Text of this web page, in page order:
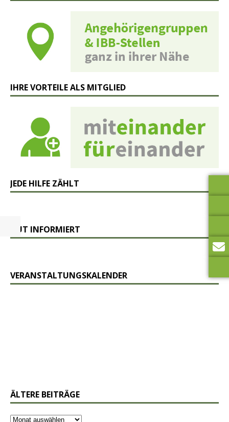
IHRE VORTEILE ALS MITGLIED
JEDE HILFE ZÄHLT
GUT INFORMIERT
VERANSTALTUNGSKALENDER
ÄLTERE BEITRÄGE